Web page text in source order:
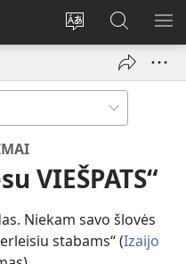
Pakeisti
svetainės
Prisijungti
(atsiveria Paieška
svetainėje
JW.ORG
VIEŠPATS“
Niekam savo šlovės
stabams“ (Izaijo